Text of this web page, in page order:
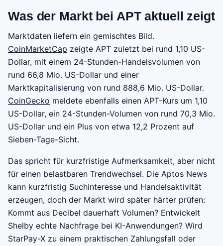
Was der Markt bei APT aktuell zeigt
Marktdaten liefern ein gemischtes Bild.
CoinMarketCap zeigte APT zuletzt bei rund 1,10 US-
Dollar, mit einem 24-Stunden-Handelsvolumen von
rund 66,8 Mio. US-Dollar und einer
Marktkapitalisierung von rund 888,6 Mio. US-Dollar.
CoinGecko meldete ebenfalls einen APT-Kurs um 1,10
US-Dollar, ein 24-Stunden-Volumen von rund 70,3 Mio.
US-Dollar und ein Plus von etwa 12,2 Prozent auf
Sieben-Tage-Sicht.
Das spricht für kurzfristige Aufmerksamkeit, aber nicht
für einen belastbaren Trendwechsel. Die Aptos News
kann kurzfristig Suchinteresse und Handelsaktivität
erzeugen, doch der Markt wird später härter prüfen:
Kommt aus Decibel dauerhaft Volumen? Entwickelt
Shelby echte Nachfrage bei KI-Anwendungen? Wird
StarPay-X zu einem praktischen Zahlungsfall oder